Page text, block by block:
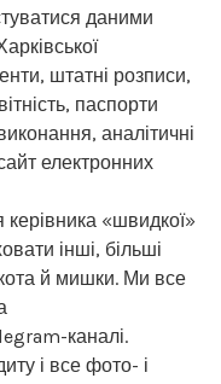
даними
штатні розписи,
паспорти
аналітичні
електронних
«швидкої»
інші, більші
й мишки. Ми все
каналі.
і все фото- і